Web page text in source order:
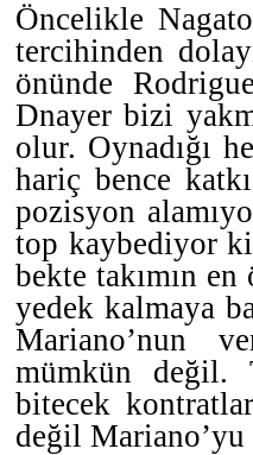
Öncelikle
tercihinden
önünde
Dnayer bizi
olur. Oynadığı
hariç bence
pozisyon
top kaybediyor
bekte takımın
yedek kalmaya
Mariano’nun
mümkün değil.
bitecek
değil Mariano’yu